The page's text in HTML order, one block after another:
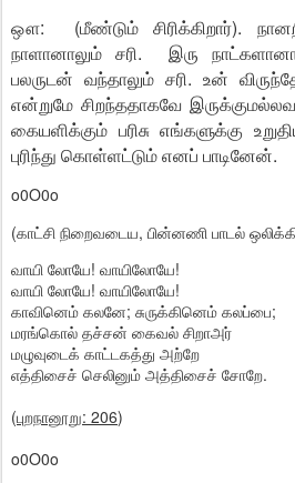
ஔ: (மீண்டும் சிரிக்கிறார்).
நாளானாலும் சரி. இரு
பலருடன் வந்தாலும் சரி. உன்
என்றுமே சிறந்ததாகவே
கையளிக்கும் பரிசு எங்களுக்கு
புரிந்து கொள்ளட்டும் எனப் பாடினேன்.
o0O0o
(காட்சி நிறைவடைய, பின்னணி பாடல்
வாயி லோயே! வாயிலோயே!
வாயி லோயே! வாயிலோயே!
காவினெம் கலனே; சுருக்கினெம் கலப்பை;
மரங்கொல் தச்சன் கைவல் சிறாஅர்
மழுவுடைக் காட்டகத்து அற்றே
எத்திசைச் செலினும் அத்திசைச் சோறே.
(புறநானூறு: 206)
o0O0o